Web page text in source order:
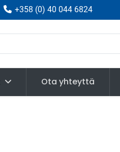
+358 (0) 40 044 6824
Ota yhteyttä